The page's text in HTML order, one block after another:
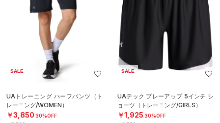
SALE
UAトレーニング ハーフパンツ（ト
レーニング/WOMEN）
￥3,850 30%OFF
SALE
UAテック プレーアップ 5インチ シ
ョーツ（トレーニング/GIRLS）
￥1,925 30%OFF